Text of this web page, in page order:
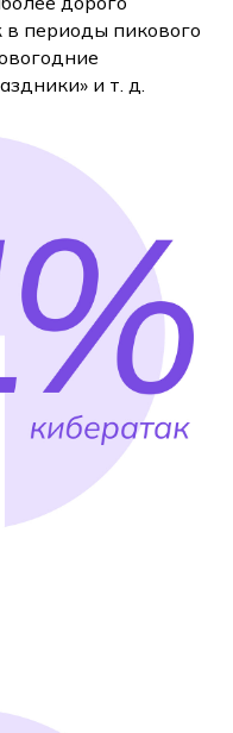
в периоды пикового
и т. д.